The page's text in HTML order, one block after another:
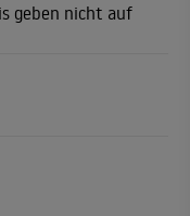
geben nicht auf